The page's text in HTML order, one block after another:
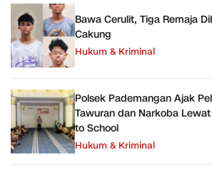
Bawa Cerulit, Tiga Remaja
Cakung
Hukum & Kriminal
Polsek Pademangan Ajak
Tawuran dan Narkoba
to School
Hukum & Kriminal